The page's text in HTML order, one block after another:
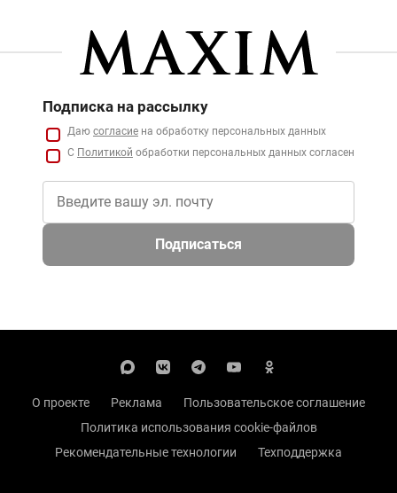
Подписка на рассылку
Даю согласие на обработку персональных данных
С Политикой обработки персональных данных согласен
Подписаться
О проекте Реклама
Пользовательское соглашение
Политика использования cookie-файлов
Рекомендательные технологии
Техподдержка